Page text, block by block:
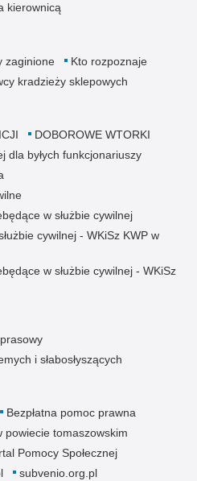
kierownicą
zaginione
Kto rozpoznaje
kradzieży sklepowych
DOBOROWE WTORKI
dla byłych funkcjonariuszy
w służbie cywilnej
cywilnej - WKiSz KWP w
w służbie cywilnej - WKiSz
i słabosłyszących
Bezpłatna pomoc prawna
powiecie tomaszowskim
Pomocy Społecznej
subvenio.org.pl